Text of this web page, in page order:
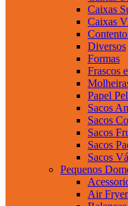
Caixas
Caixas
Diversos
Formas
Frascos
Papel
Sacos
Sacos
Sacos
Sacos
Sacos
Pequenos
Air Fryer